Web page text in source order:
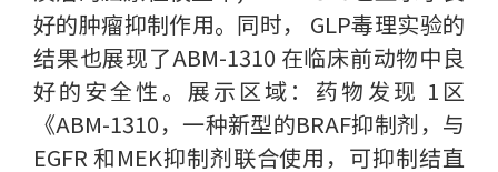
好的肿瘤抑制作用。同时， GLP毒理实验的
结果也展现了ABM-1310 在临床前动物中良
好的安全性。展示区域：药物发现 1区
《ABM-1310，一种新型的BRAF抑制剂，与
EGFR 和MEK抑制剂联合使用，可抑制结直